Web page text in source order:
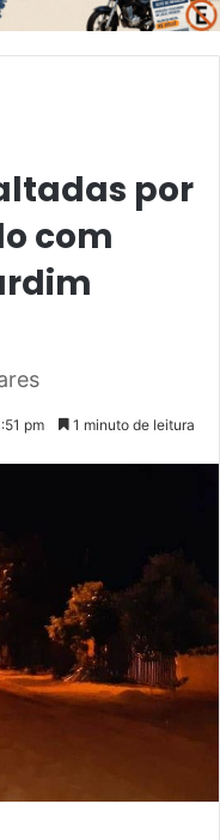
por
com
pm 1 minuto de leitura